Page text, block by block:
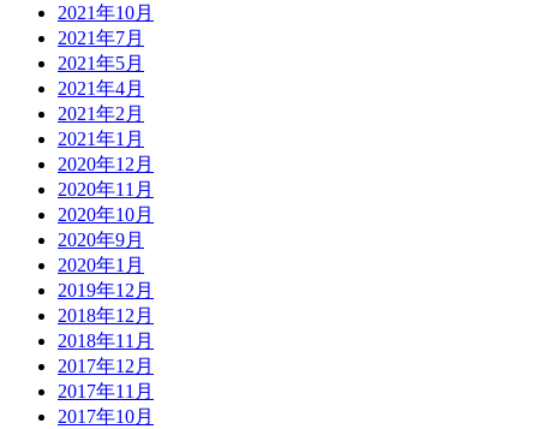
2021年10月
2021年7月
2021年5月
2021年4月
2021年2月
2021年1月
2020年12月
2020年11月
2020年10月
2020年9月
2020年1月
2019年12月
2018年12月
2018年11月
2017年12月
2017年11月
2017年10月